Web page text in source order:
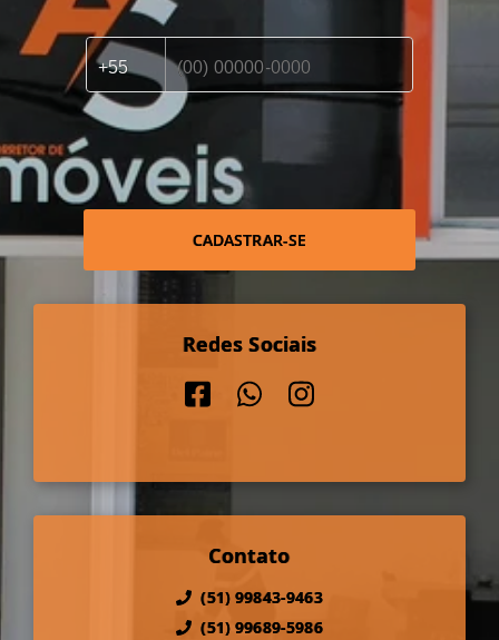
CADASTRAR-SE
Redes Sociais
Contato
(51) 99843-9463
(51) 99689-5986